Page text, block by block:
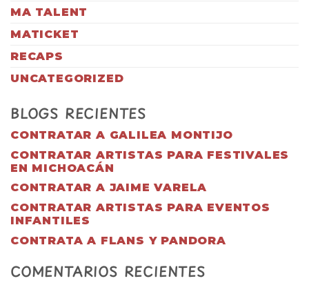
MA TALENT
MATICKET
RECAPS
UNCATEGORIZED
BLOGS RECIENTES
CONTRATAR A GALILEA MONTIJO
CONTRATAR ARTISTAS PARA FESTIVALES
EN MICHOACÁN
CONTRATAR A JAIME VARELA
CONTRATAR ARTISTAS PARA EVENTOS
INFANTILES
CONTRATA A FLANS Y PANDORA
COMENTARIOS RECIENTES